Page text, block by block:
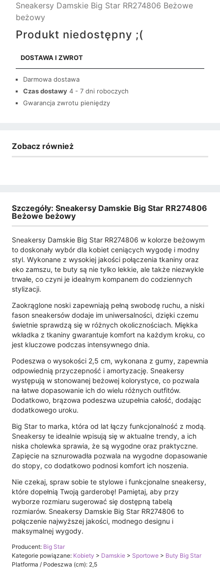
Sneakersy Damskie Big Star RR274806 Beżowe
beżowy
Produkt niedostępny ;(
DOSTAWA I ZWROT
Darmowa dostawa
Czas dostawy 4 - 7 dni roboczych
Gwarancja zwrotu pieniędzy
Zobacz również
Szczegóły: Sneakersy Damskie Big Star RR274806
Beżowe beżowy
Sneakersy Damskie Big Star RR274806 w kolorze beżowym
to doskonały wybór dla kobiet ceniących wygodę i modny
styl. Wykonane z wysokiej jakości połączenia tkaniny oraz
eko zamszu, te buty są nie tylko lekkie, ale także niezwykle
trwałe, co czyni je idealnym kompanem do codziennych
stylizacji.
Zaokrąglone noski zapewniają pełną swobodę ruchu, a niski
fason sneakersów dodaje im uniwersalności, dzięki czemu
świetnie sprawdzą się w różnych okolicznościach. Miękka
wkładka z tkaniny gwarantuje komfort na każdym kroku, co
jest kluczowe podczas intensywnego dnia.
Podeszwa o wysokości 2,5 cm, wykonana z gumy, zapewnia
odpowiednią przyczepność i amortyzację. Sneakersy
występują w stonowanej beżowej kolorystyce, co pozwala
na łatwe dopasowanie ich do wielu różnych outfitów.
Dodatkowo, brązowa podeszwa uzupełnia całość, dodając
dodatkowego uroku.
Big Star to marka, która od lat łączy funkcjonalność z modą.
Sneakersy te idealnie wpisują się w aktualne trendy, a ich
niska cholewka sprawia, że są wygodne oraz praktyczne.
Zapięcie na sznurowadła pozwala na wygodne dopasowanie
do stopy, co dodatkowo podnosi komfort ich noszenia.
Nie czekaj, spraw sobie te stylowe i funkcjonalne sneakersy,
które dopełnią Twoją garderobę! Pamiętaj, aby przy
wyborze rozmiaru sugerować się dostępną tabelą
rozmiarów. Sneakersy Damskie Big Star RR274806 to
połączenie najwyższej jakości, modnego designu i
maksymalnej wygody.
Producent: Big Star
Kategorie powiązane: Kobiety > Damskie > Sportowe > Buty Big Star
Platforma / Podeszwa (cm): 2,5